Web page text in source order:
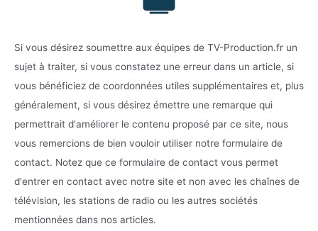
Si vous désirez soumettre aux équipes de TV-Production.fr un
sujet à traiter, si vous constatez une erreur dans un article, si
vous bénéficiez de coordonnées utiles supplémentaires et, plus
généralement, si vous désirez émettre une remarque qui
permettrait d'améliorer le contenu proposé par ce site, nous
vous remercions de bien vouloir utiliser notre formulaire de
contact. Notez que ce formulaire de contact vous permet
d'entrer en contact avec notre site et non avec les chaînes de
télévision, les stations de radio ou les autres sociétés
mentionnées dans nos articles.